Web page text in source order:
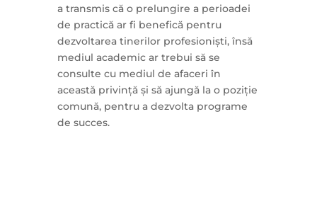
a transmis că o prelungire a perioadei
de practică ar fi benefică pentru
dezvoltarea tinerilor profesioniști, însă
mediul academic ar trebui să se
consulte cu mediul de afaceri în
această privință și să ajungă la o poziție
comună, pentru a dezvolta programe
de succes.